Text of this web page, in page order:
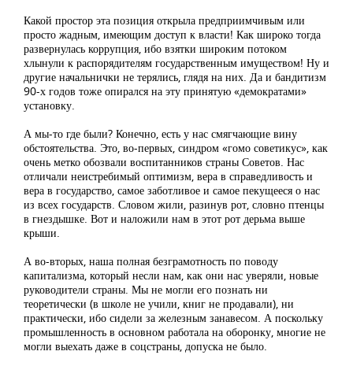
Какой простор эта позиция открыла предприимчивым или
просто жадным, имеющим доступ к власти! Как широко тогда
развернулась коррупция, ибо взятки широким потоком
хлынули к распорядителям государственным имуществом! Ну и
другие начальнички не терялись, глядя на них. Да и бандитизм
90-х годов тоже опирался на эту принятую «демократами»
установку.
А мы-то где были? Конечно, есть у нас смягчающие вину
обстоятельства. Это, во-первых, синдром «гомо советикус», как
очень метко обозвали воспитанников страны Советов. Нас
отличали неистребимый оптимизм, вера в справедливость и
вера в государство, самое заботливое и самое пекущееся о нас
из всех государств. Словом жили, разинув рот, словно птенцы
в гнездышке. Вот и наложили нам в этот рот дерьма выше
крыши.
А во-вторых, наша полная безграмотность по поводу
капитализма, который несли нам, как они нас уверяли, новые
руководители страны. Мы не могли его познать ни
теоретически (в школе не учили, книг не продавали), ни
практически, ибо сидели за железным занавесом. А поскольку
промышленность в основном работала на оборонку, многие не
могли выехать даже в соцстраны, допуска не было.